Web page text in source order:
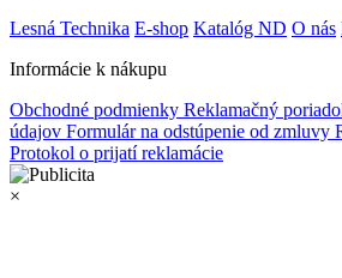
Lesná Technika E-shop Katalóg ND O nás
Informácie k nákupu
Obchodné podmienky Reklamačný
údajov Formulár na odstúpenie od zmluvy
Protokol o prijatí reklamácie
×